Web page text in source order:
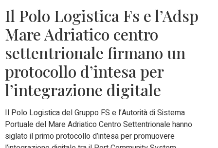
Il Polo Logistica Fs e l’Adsp
Mare Adriatico centro
settentrionale firmano un
protocollo d’intesa per
l’integrazione digitale
Il Polo Logistica del Gruppo FS e l’Autorità di Sistema
Portuale del Mare Adriatico Centro Settentrionale hanno
siglato il primo protocollo d’intesa per promuovere